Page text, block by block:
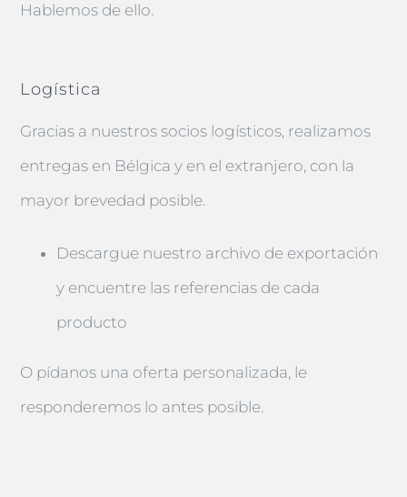
Hablemos de ello.
Logística
Gracias a nuestros socios logísticos, realizamos
entregas en Bélgica y en el extranjero, con la
mayor brevedad posible.
Descargue nuestro archivo de exportación
y encuentre las referencias de cada
producto
O pídanos una oferta personalizada, le
responderemos lo antes posible.